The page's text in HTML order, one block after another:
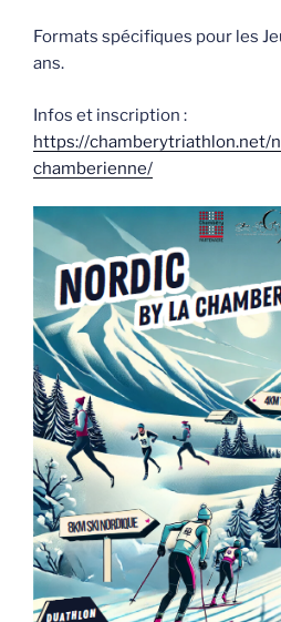
Formats spécifiques pour les
ans.
Infos et inscription :
https://chamberytriathlon.net/
chamberienne/